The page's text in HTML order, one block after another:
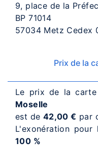
9, place de la
BP 71014
57034 Metz Cedex
Prix de la
Le prix de la carte
Moselle
est de 42,00 € par
L'exonération
100 %